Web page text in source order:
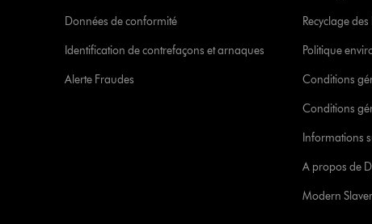
Données de conformité
Identification de contrefaçons et arnaques
Alerte Fraudes
Recyclage des
Politique
Conditions
Conditions
Informations
A propos de
Modern